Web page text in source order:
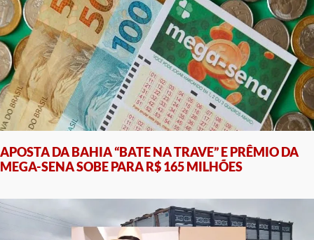
APOSTA DA BAHIA “BATE NA TRAVE” E PRÊMIO DA
MEGA-SENA SOBE PARA R$ 165 MILHÕES